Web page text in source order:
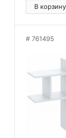
В корзину
761495